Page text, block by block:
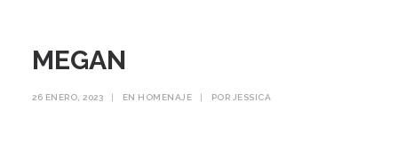
MEGAN
26 ENERO, 2023 | EN HOMENAJE | POR JESSICA